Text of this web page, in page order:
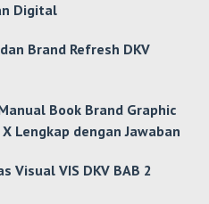
Digital
Brand Refresh DKV
Book Brand Graphic
Lengkap dengan Jawaban
Visual VIS DKV BAB 2